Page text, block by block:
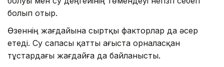
болып отыр.
Өзеннің жағдайына сыртқы факторлар да әсер
етеді. Су сапасы қатты ағыста орналасқан
тұстардағы жағдайға да байланысты.